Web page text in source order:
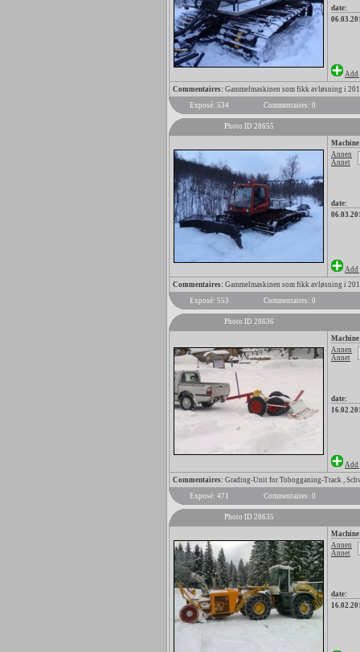
date:
Add
Commentaires: Gammelmaskinen som fikk avløsning i
Exposé: 534
Commentaires: 0
Photo ID 28655
Annen
Annet
date:
Add
Commentaires: Gammelmaskinen som fikk avløsning i
Exposé: 553
Commentaires: 0
Photo ID 28636
Annen
Annet
date:
Add
Commentaires: Grading-Unit for Tobogganing-Track ,
Exposé: 471
Commentaires: 0
Photo ID 28635
Annen
Annet
date: